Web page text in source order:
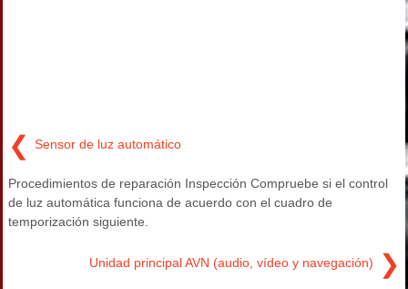
❮ Sensor de luz automático
Procedimientos de reparación Inspección Compruebe si el control
de luz automática funciona de acuerdo con el cuadro de
temporización siguiente.
Unidad principal AVN (audio, vídeo y navegación) ❯